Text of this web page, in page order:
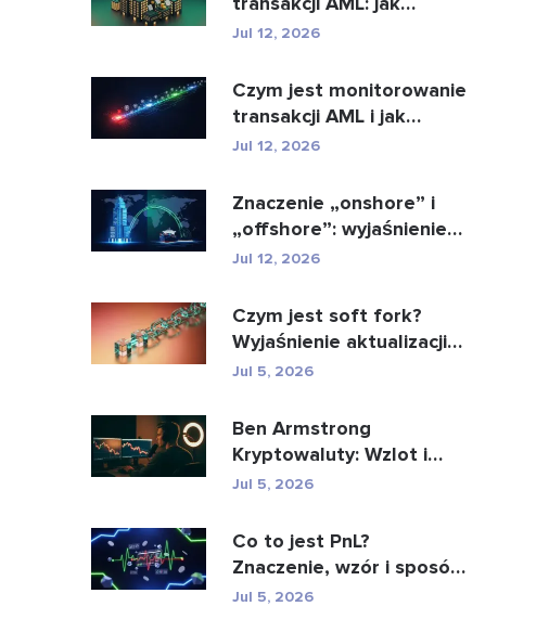
wykrywają przestępstwa
Jul 12, 2026
Czym jest monitorowanie
transakcji AML i jak
działa?
Jul 12, 2026
Znaczenie „onshore” i
„offshore”: wyjaśnienie
kluczowych ...
Jul 12, 2026
Czym jest soft fork?
Wyjaśnienie aktualizacji
blockchaina
Jul 5, 2026
Ben Armstrong
Kryptowaluty: Wzlot i
upadek BitBoya
Jul 5, 2026
Co to jest PnL?
Znaczenie, wzór i sposób
obliczenia
Jul 5, 2026